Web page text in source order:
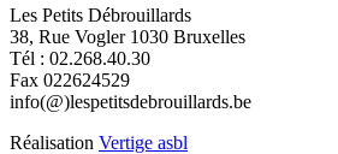
Les Petits Débrouillards
38, Rue Vogler 1030 Bruxelles
Tél : 02.268.40.30
Fax 022624529
info(@)lespetitsdebrouillards.be
Réalisation Vertige asbl